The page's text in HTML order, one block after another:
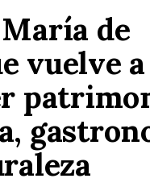
de
vuelve a